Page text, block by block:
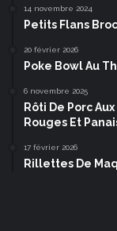
14 novembre 2024
Petits Flans
20 février 2026
Poke Bowl Au
6 novembre 2025
Rôti De Porc
Rouges Et
17 février 2026
Rillettes De